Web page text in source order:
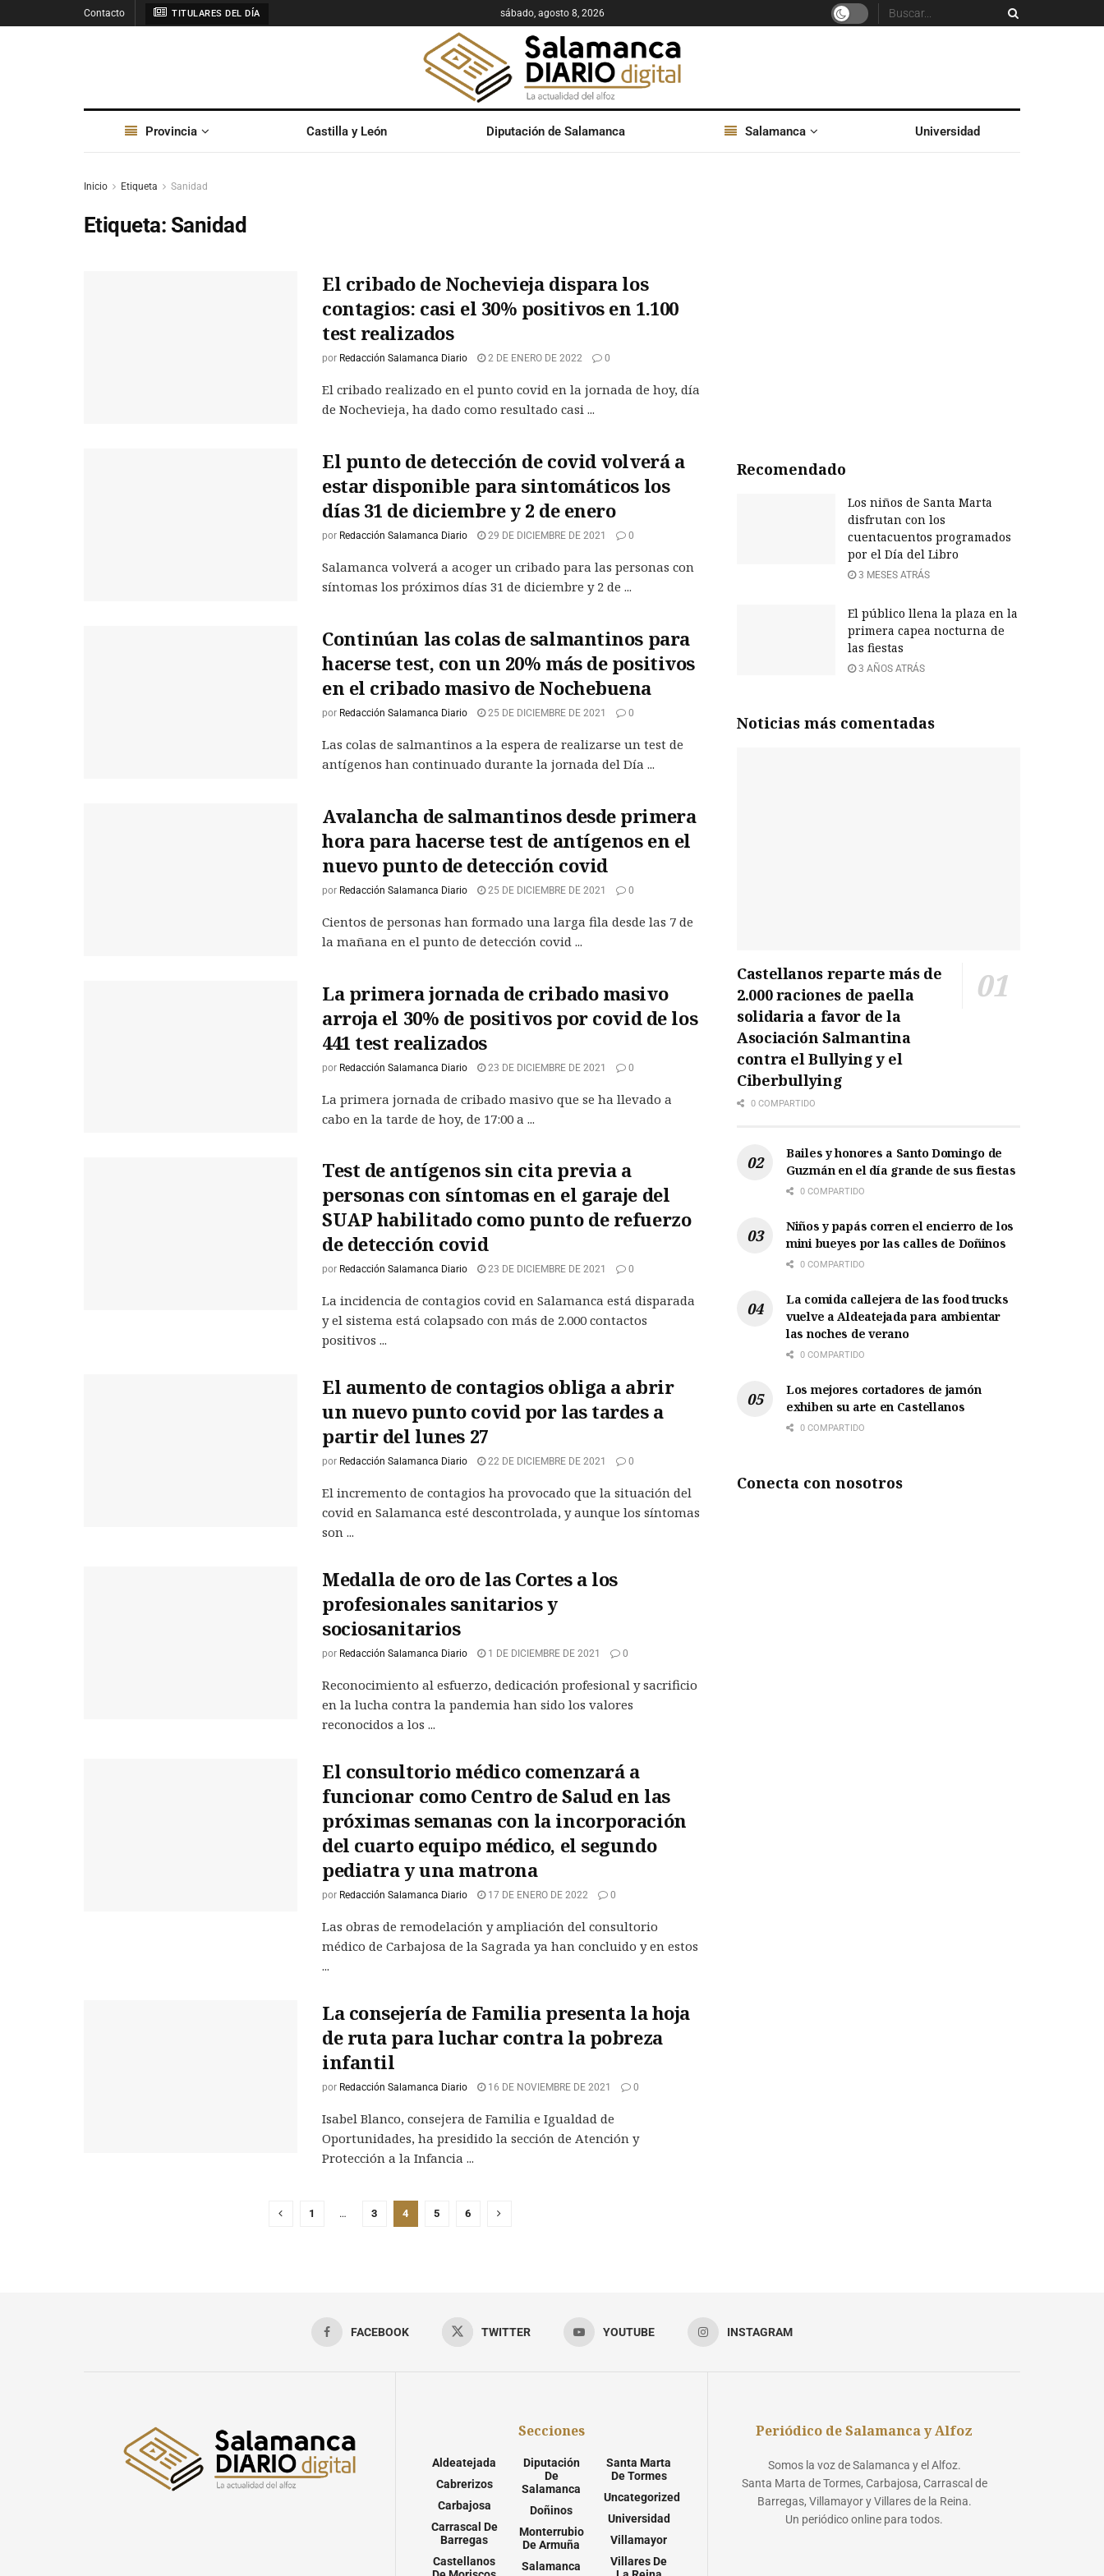
Contacto TITULARES DEL DÍA sábado, agosto 8, 2026
Provincia Castilla y León Diputación de Salamanca Salamanca Universidad
Inicio Etiqueta Sanidad
Etiqueta: Sanidad
El cribado de Nochevieja dispara los
contagios: casi el 30% positivos en 1.100
test realizados
por Redacción Salamanca Diario 2 DE ENERO DE 2022 0
El cribado realizado en el punto covid en la jornada de hoy, día
de Nochevieja, ha dado como resultado casi ...
El punto de detección de covid volverá a
estar disponible para sintomáticos los
días 31 de diciembre y 2 de enero
por Redacción Salamanca Diario 29 DE DICIEMBRE DE 2021 0
Salamanca volverá a acoger un cribado para las personas con
síntomas los próximos días 31 de diciembre y 2 de ...
Continúan las colas de salmantinos para
hacerse test, con un 20% más de positivos
en el cribado masivo de Nochebuena
por Redacción Salamanca Diario 25 DE DICIEMBRE DE 2021 0
Las colas de salmantinos a la espera de realizarse un test de
antígenos han continuado durante la jornada del Día ...
Avalancha de salmantinos desde primera
hora para hacerse test de antígenos en el
nuevo punto de detección covid
por Redacción Salamanca Diario 25 DE DICIEMBRE DE 2021 0
Cientos de personas han formado una larga fila desde las 7 de
la mañana en el punto de detección covid ...
La primera jornada de cribado masivo
arroja el 30% de positivos por covid de los
441 test realizados
por Redacción Salamanca Diario 23 DE DICIEMBRE DE 2021 0
La primera jornada de cribado masivo que se ha llevado a
cabo en la tarde de hoy, de 17:00 a ...
Test de antígenos sin cita previa a
personas con síntomas en el garaje del
SUAP habilitado como punto de refuerzo
de detección covid
por Redacción Salamanca Diario 23 DE DICIEMBRE DE 2021 0
La incidencia de contagios covid en Salamanca está disparada
y el sistema está colapsado con más de 2.000 contactos
positivos ...
El aumento de contagios obliga a abrir
un nuevo punto covid por las tardes a
partir del lunes 27
por Redacción Salamanca Diario 22 DE DICIEMBRE DE 2021 0
El incremento de contagios ha provocado que la situación del
covid en Salamanca esté descontrolada, y aunque los síntomas
son ...
Medalla de oro de las Cortes a los
profesionales sanitarios y
sociosanitarios
por Redacción Salamanca Diario 1 DE DICIEMBRE DE 2021 0
Reconocimiento al esfuerzo, dedicación profesional y sacrificio
en la lucha contra la pandemia han sido los valores
reconocidos a los ...
El consultorio médico comenzará a
funcionar como Centro de Salud en las
próximas semanas con la incorporación
del cuarto equipo médico, el segundo
pediatra y una matrona
por Redacción Salamanca Diario 17 DE ENERO DE 2022 0
Las obras de remodelación y ampliación del consultorio
médico de Carbajosa de la Sagrada ya han concluido y en estos
...
La consejería de Familia presenta la hoja
de ruta para luchar contra la pobreza
infantil
por Redacción Salamanca Diario 16 DE NOVIEMBRE DE 2021 0
Isabel Blanco, consejera de Familia e Igualdad de
Oportunidades, ha presidido la sección de Atención y
Protección a la Infancia ...
1 … 3 4 5 6
Recomendado
Los niños de Santa Marta
disfrutan con los
cuentacuentos programados
por el Día del Libro
3 MESES ATRÁS
El público llena la plaza en la
primera capea nocturna de
las fiestas
3 AÑOS ATRÁS
Noticias más comentadas
Castellanos reparte más de
2.000 raciones de paella
solidaria a favor de la
Asociación Salmantina
contra el Bullying y el
Ciberbullying
0 COMPARTIDO
Bailes y honores a Santo Domingo de
Guzmán en el día grande de sus fiestas
0 COMPARTIDO
Niños y papás corren el encierro de los
mini bueyes por las calles de Doñinos
0 COMPARTIDO
La comida callejera de las food trucks
vuelve a Aldeatejada para ambientar
las noches de verano
0 COMPARTIDO
Los mejores cortadores de jamón
exhiben su arte en Castellanos
0 COMPARTIDO
Conecta con nosotros
FACEBOOK TWITTER YOUTUBE INSTAGRAM
Secciones
Aldeatejada
Cabrerizos
Carbajosa
Carrascal De
Barregas
Castellanos
Diputación
De
Salamanca
Doñinos
Monterrubio
De Armuña
Salamanca
Santa Marta
De Tormes
Uncategorized
Universidad
Villamayor
Villares De
Periódico de Salamanca y Alfoz
Somos la voz de Salamanca y el Alfoz.
Santa Marta de Tormes, Carbajosa, Carrascal de
Barregas, Villamayor y Villares de la Reina.
Un periódico online para todos.